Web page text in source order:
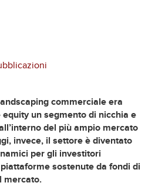
commerciale era
un segmento di nicchia e
del più ampio mercato
invece, il settore è diventato
per gli investitori
sostenute da fondi di
mercato.